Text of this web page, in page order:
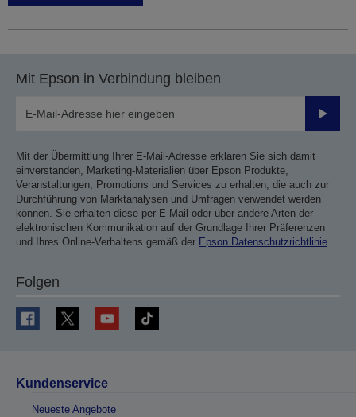
Mit Epson in Verbindung bleiben
Mit der Übermittlung Ihrer E-Mail-Adresse erklären Sie sich damit
einverstanden, Marketing-Materialien über Epson Produkte,
Veranstaltungen, Promotions und Services zu erhalten, die auch zur
Durchführung von Marktanalysen und Umfragen verwendet werden
können. Sie erhalten diese per E-Mail oder über andere Arten der
elektronischen Kommunikation auf der Grundlage Ihrer Präferenzen
und Ihres Online-Verhaltens gemäß der Epson Datenschutzrichtlinie.
Folgen
Kundenservice
Neueste Angebote